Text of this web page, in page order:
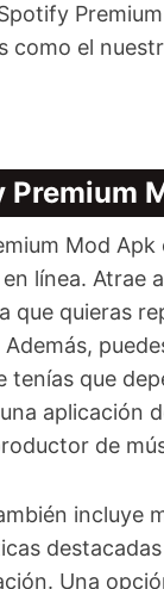
como el
Premium
Mod Apk
línea. Atrae
que quieras
Además,
tenías que
aplicación
de
incluye
Una